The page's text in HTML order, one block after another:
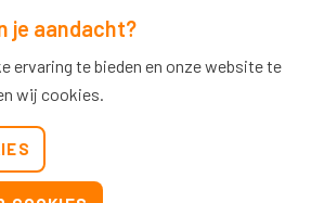
je aandacht?
ervaring te bieden en onze website te
wij cookies.